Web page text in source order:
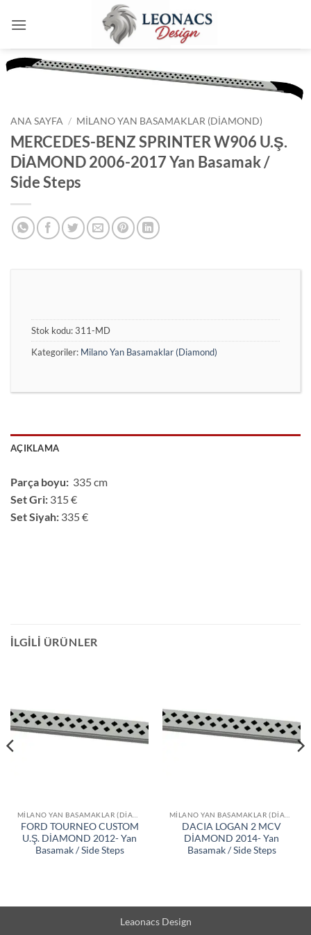
atla
ANA SAYFA / MILANO YAN BASAMAKLAR (DIAMOND)
MERCEDES-BENZ SPRINTER W906 U.Ş.
DİAMOND 2006-2017 Yan Basamak /
Side Steps
Stok kodu:311-MD
Kategoriler: Milano Yan Basamaklar (Diamond)
AÇIKLAMA
Parça boyu: 335 cm
Set Gri: 315 €
Set Siyah: 335 €
İLGILI ÜRÜNLER
FORD TOURNEO CUSTOM
U.Ş. DİAMOND 2012- Yan
Basamak / Side Steps
DACIA LOGAN 2 MCV
DİAMOND 2014- Yan
Basamak / Side Steps
Leaonacs Design